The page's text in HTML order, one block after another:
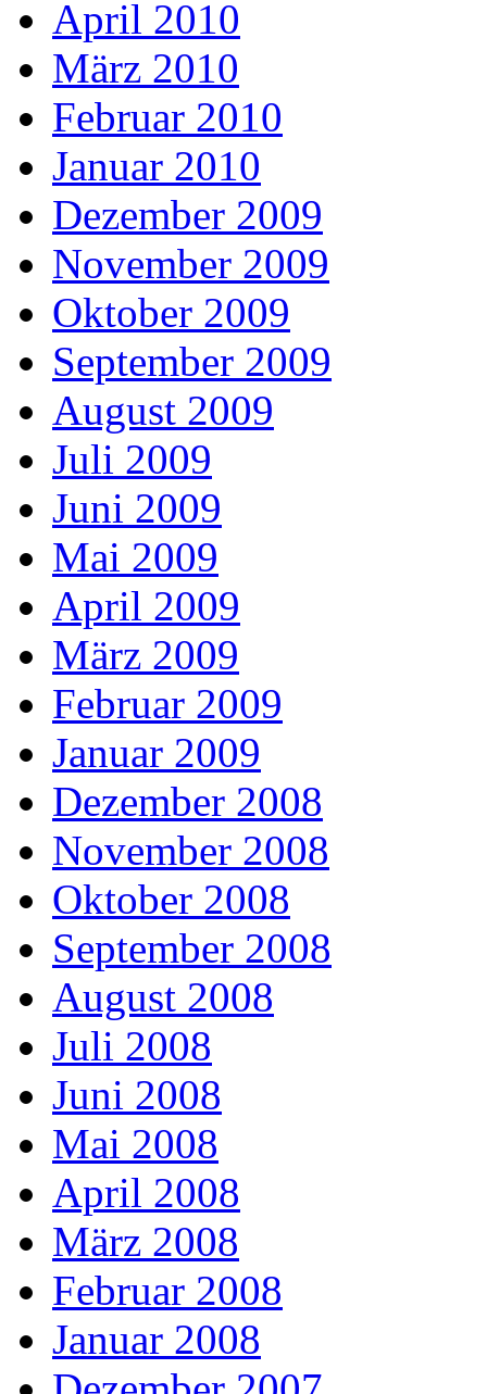
April 2010
März 2010
Februar 2010
Januar 2010
Dezember 2009
November 2009
Oktober 2009
September 2009
August 2009
Juli 2009
Juni 2009
Mai 2009
April 2009
März 2009
Februar 2009
Januar 2009
Dezember 2008
November 2008
Oktober 2008
September 2008
August 2008
Juli 2008
Juni 2008
Mai 2008
April 2008
März 2008
Februar 2008
Januar 2008